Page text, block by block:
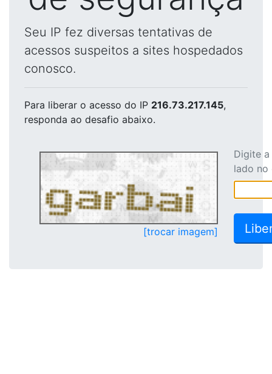
Seu IP fez diversas tentativas de
acessos suspeitos a sites hospedados
conosco.
Para liberar o acesso do IP 216.73.217.145,
responda ao desafio abaixo.
[trocar imagem]
Digite
lado no